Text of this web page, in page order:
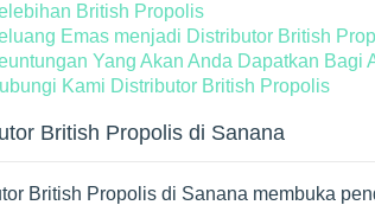
British Propolis
Emas menjadi Distributor British
Yang Akan Anda Dapatkan Bagi
Kami Distributor British Propolis
British Propolis di Sanana
British Propolis di Sanana membuka